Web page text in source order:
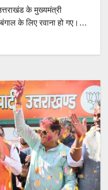
के मुख्यमंत्री
के लिए रवाना हो गए।…